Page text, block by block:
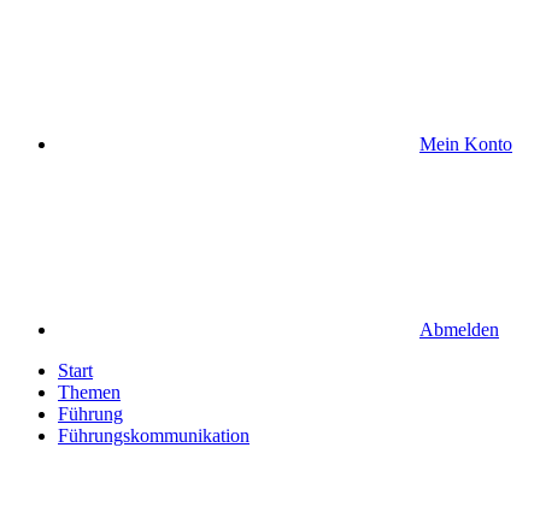
Mein Konto
Abmelden
Start
Themen
Führung
Führungskommunikation